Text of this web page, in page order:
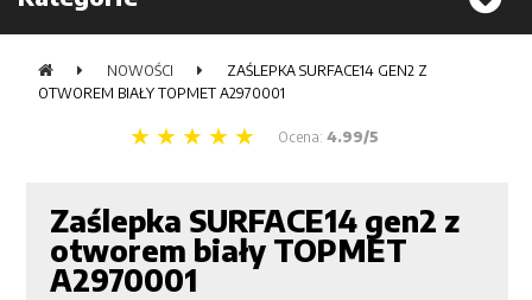
NOWOŚCI
ZAŚLEPKA SURFACE14 GEN2 Z
OTWOREM BIAŁY TOPMET A2970001
Ocena: 4.99/5
Zaślepka SURFACE14 gen2 z
otworem biały TOPMET
A2970001